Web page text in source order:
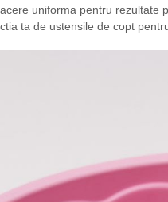
uniforma pentru rezultate
ta de ustensile de copt